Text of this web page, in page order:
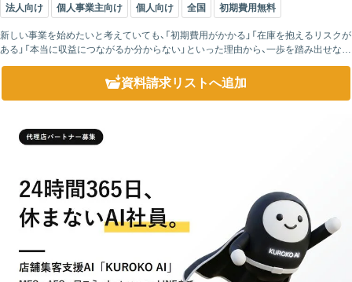
法人向け 個人事業主向け 個人向け 全国 初期費用無料
新しい事業を始めたいと考えていても、「初期費用がかかる」「在庫を抱えるリスクが
ある」「本当に収益につながるか分からない」といった理由から、一歩を踏み出せない
企業は少なくありません。 弊社の代理店制度は、初期費用不要でスタートできる...
資料請求リストへ追加